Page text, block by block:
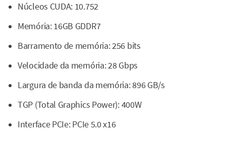
Núcleos CUDA: 10.752
Memória: 16GB GDDR7
Barramento de memória: 256 bits
Velocidade da memória: 28 Gbps
Largura de banda da memória: 896 GB/s
TGP (Total Graphics Power): 400W
Interface PCIe: PCIe 5.0 x16